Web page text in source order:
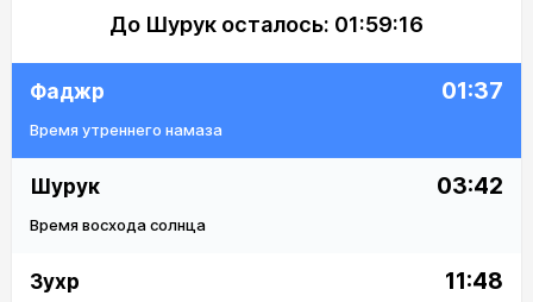
До Шурук осталось: 01:59:16
Фаджр 01:37
Время утреннего намаза
Шурук 03:42
Время восхода солнца
Зухр 11:48